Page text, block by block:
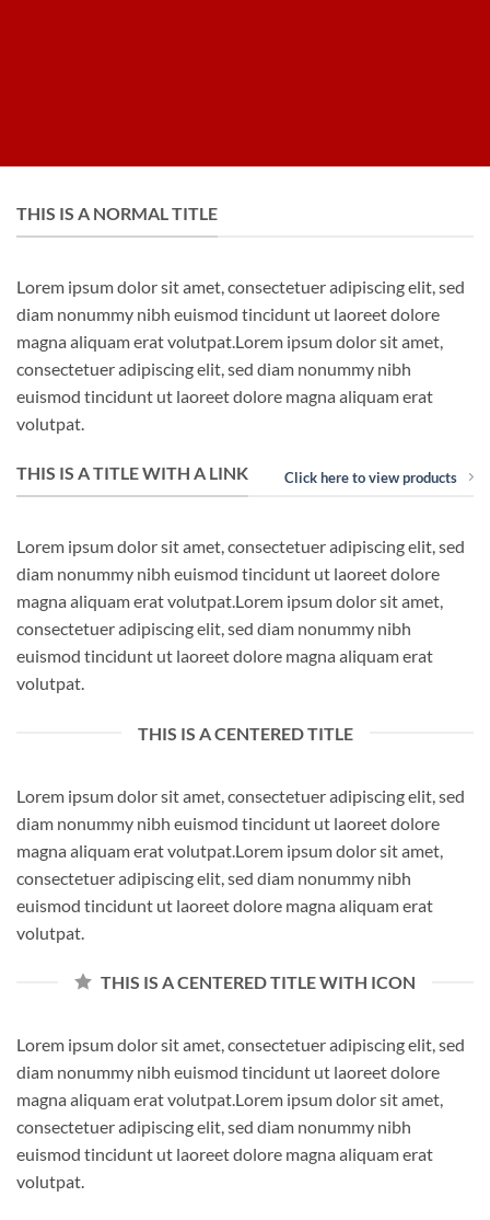
THIS IS A NORMAL TITLE
Lorem ipsum dolor sit amet, consectetuer adipiscing elit, sed
diam nonummy nibh euismod tincidunt ut laoreet dolore
magna aliquam erat volutpat.Lorem ipsum dolor sit amet,
consectetuer adipiscing elit, sed diam nonummy nibh
euismod tincidunt ut laoreet dolore magna aliquam erat
volutpat.
THIS IS A TITLE WITH A LINK Click here to view products
Lorem ipsum dolor sit amet, consectetuer adipiscing elit, sed
diam nonummy nibh euismod tincidunt ut laoreet dolore
magna aliquam erat volutpat.Lorem ipsum dolor sit amet,
consectetuer adipiscing elit, sed diam nonummy nibh
euismod tincidunt ut laoreet dolore magna aliquam erat
volutpat.
THIS IS A CENTERED TITLE
Lorem ipsum dolor sit amet, consectetuer adipiscing elit, sed
diam nonummy nibh euismod tincidunt ut laoreet dolore
magna aliquam erat volutpat.Lorem ipsum dolor sit amet,
consectetuer adipiscing elit, sed diam nonummy nibh
euismod tincidunt ut laoreet dolore magna aliquam erat
volutpat.
THIS IS A CENTERED TITLE WITH ICON
Lorem ipsum dolor sit amet, consectetuer adipiscing elit, sed
diam nonummy nibh euismod tincidunt ut laoreet dolore
magna aliquam erat volutpat.Lorem ipsum dolor sit amet,
consectetuer adipiscing elit, sed diam nonummy nibh
euismod tincidunt ut laoreet dolore magna aliquam erat
volutpat.